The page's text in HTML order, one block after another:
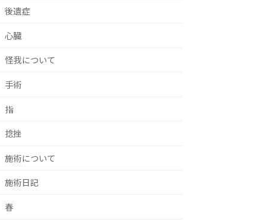
後遺症
心臓
怪我について
手術
指
捻挫
施術について
施術日記
春